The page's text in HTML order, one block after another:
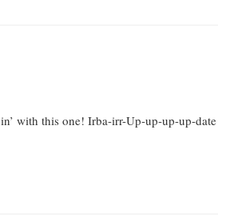
with this one! Irba-irr-Up-up-up-up-date